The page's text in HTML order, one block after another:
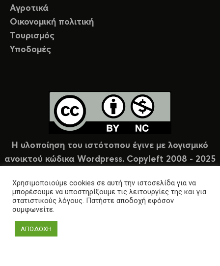
Αγροτικά
Οικονομική πολιτική
Τουρισμός
Υποδομές
Η υλοποίηση του ιστότοπου έγινε με λογισμικό
ανοικτού κώδικα Wordpress. Copyleft 2008 - 2025
Χρησιμοποιούμε cookies σε αυτή την ιστοσελίδα για να
μπορέσουμε να υποστηρίξουμε τις λειτουργίες της και για
στατιστικούς λόγους. Πατήστε αποδοχή εφόσον
συμφωνείτε.
ΑΠΟΔΟΧΗ